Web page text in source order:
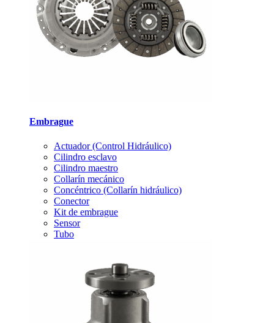
Embrague
Actuador (Control Hidráulico)
Cilindro esclavo
Cilindro maestro
Collarín mecánico
Concéntrico (Collarín hidráulico)
Conector
Kit de embrague
Sensor
Tubo